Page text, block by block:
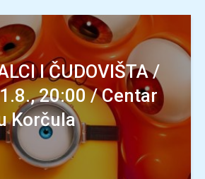
I ČUDOVIŠTA /
20:00 / Centar
Korčula